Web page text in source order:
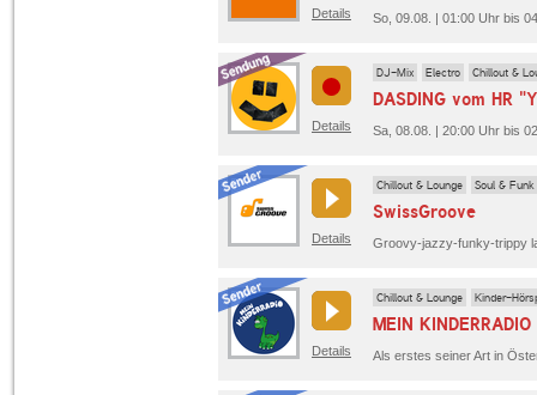
Details So, 09.08. | 01:00 Uhr bis
Details
DJ-Mix Electro Chillout &
Sa, 08.08. | 20:00 Uhr bis
Details
Chillout & Lounge Soul & Funk
SwissGroove
Groovy-jazzy-funky-trippy
Details
Chillout & Lounge Kinder-
MEIN KINDERRADIO